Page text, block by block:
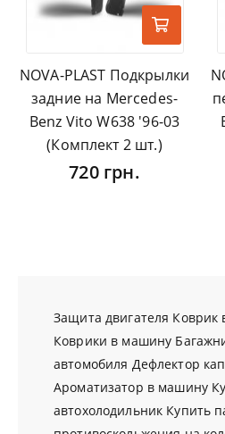
NOVA-PLAST Подкрылки
задние на Mercedes-
Benz Vito W638 '96-03
(Комплект 2 шт.)
720 грн.
Защита двигателя Коврик
Коврики в машину
автомобиля Дефлектор
Ароматизатор в машину
автохолодильник Купить